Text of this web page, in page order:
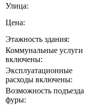
Улица:
Цена:
Этажность здания:
Коммунальные услуги
включены:
Эксплуатационные
расходы включены:
Возможность подъезда
фуры: